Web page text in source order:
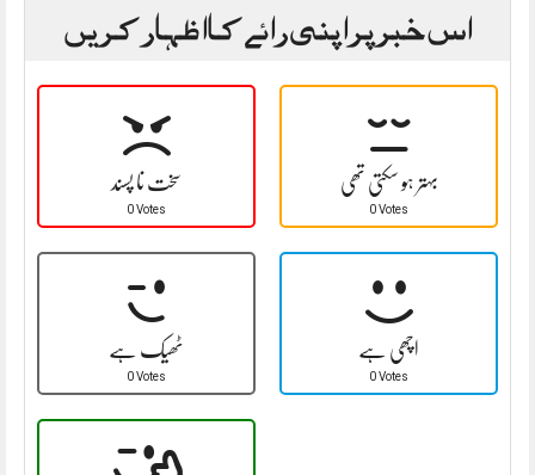
اس خبر پر اپنی رائے کا اظہار کریں
سخت نا پسند
0 Votes
بہتر ہو سکتی تھی
0 Votes
ٹھیک ہے
0 Votes
اچھی ہے
0 Votes